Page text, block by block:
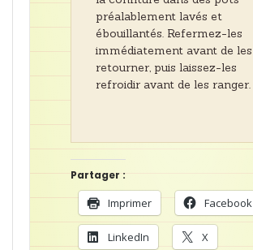
préalablement lavés et
ébouillantés. Refermez-les
immédiatement avant de les
retourner, puis laissez-les
refroidir avant de les ranger.
Partager :
Imprimer Facebook
LinkedIn X